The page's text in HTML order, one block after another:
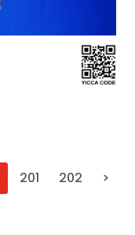
201 202
>